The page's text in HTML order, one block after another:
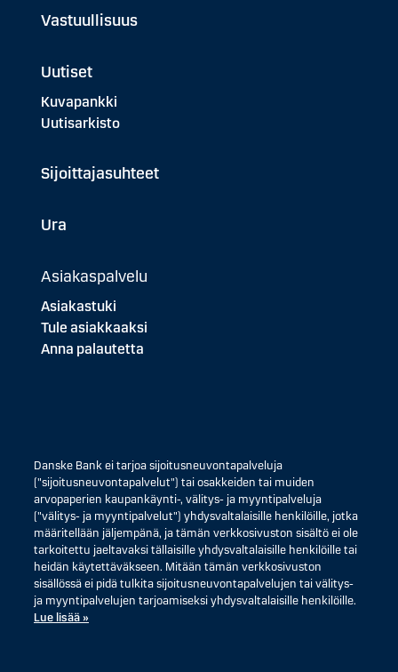
Vastuullisuus
Uutiset
Kuvapankki
Uutisarkisto
Sijoittajasuhteet
Ura
Asiakaspalvelu
Asiakastuki
Tule asiakkaaksi
Anna palautetta
Danske Bank ei tarjoa sijoitusneuvontapalveluja
("sijoitusneuvontapalvelut") tai osakkeiden tai muiden
arvopaperien kaupankäynti-, välitys- ja myyntipalveluja
("välitys- ja myyntipalvelut") yhdysvaltalaisille henkilöille, jotka
määritellään jäljempänä, ja tämän verkkosivuston sisältö ei ole
tarkoitettu jaeltavaksi tällaisille yhdysvaltalaisille henkilöille tai
heidän käytettäväkseen. Mitään tämän verkkosivuston
sisällössä ei pidä tulkita sijoitusneuvontapalvelujen tai välitys-
ja myyntipalvelujen tarjoamiseksi yhdysvaltalaisille henkilöille.
Lue lisää »